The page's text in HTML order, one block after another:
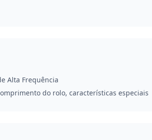
Alta Frequência
do rolo, características especiais